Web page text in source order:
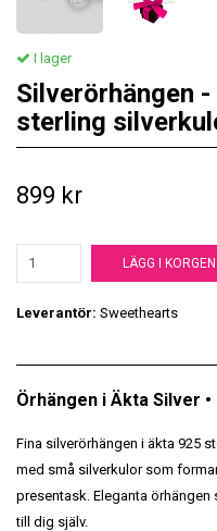
I lager
Silverörhängen
sterling
899 kr
LÄGG I KORGEN
Leverantör: Sweethearts
Örhängen i Äkta Silver
Fina silverörhängen i äkta 925
med små silverkulor som
presentask. Eleganta
till dig själv.